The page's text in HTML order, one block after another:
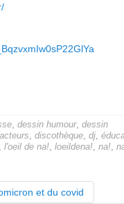
, dessin humour, dessin
, discothèque, dj,
l'oeil de na!, loeildena!, na!,
et du covid